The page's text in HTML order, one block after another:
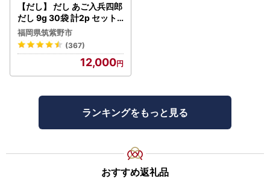
【だし】 だし あご入兵四郎
だし 9g 30袋 計2p セット
21760217
福岡県筑紫野市
(367)
12,000
ランキングをもっと見る
おすすめ返礼品